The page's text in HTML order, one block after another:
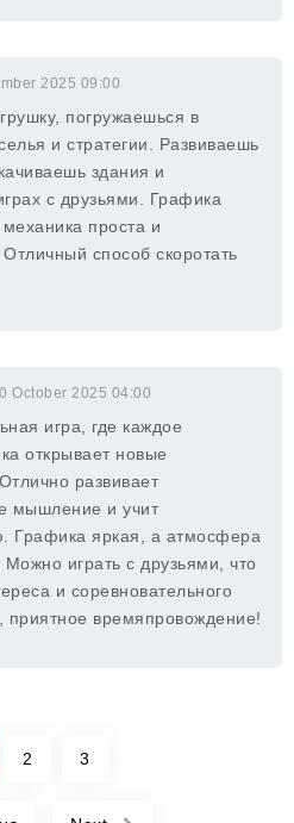
2025 09:00
погружаешься в
и стратегии. Развиваешь
здания и
с друзьями. Графика
механика проста и
способ скоротать
October 2025 04:00
игра, где каждое
открывает новые
развивает
мышление и учит
Графика яркая, а атмосфера
играть с друзьями, что
и соревновательного
приятное времяпровождение!
2 3